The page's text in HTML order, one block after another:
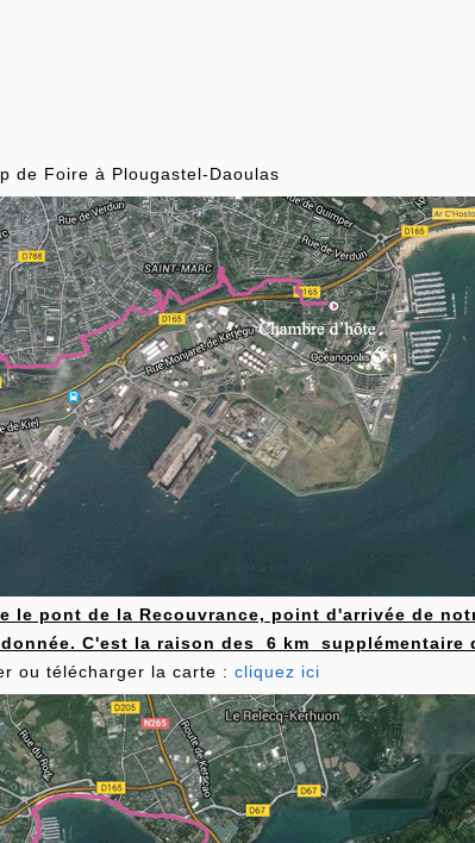
de Foire à Plougastel-Daoulas
le pont de la Recouvrance, point d'arrivée de
C'est la raison des 6 km supplémentaire
ou télécharger la carte : cliquez ici